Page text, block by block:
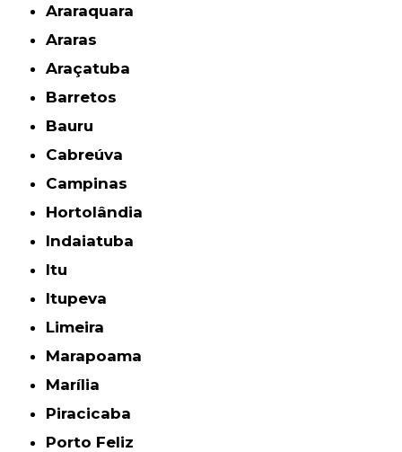
Araraquara
Araras
Araçatuba
Barretos
Bauru
Cabreúva
Campinas
Hortolândia
Indaiatuba
Itu
Itupeva
Limeira
Marapoama
Marília
Piracicaba
Porto Feliz